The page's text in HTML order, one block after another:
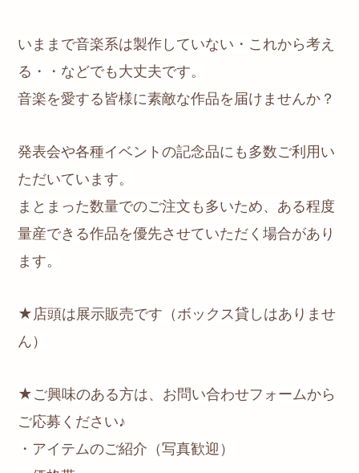
いままで音楽系は製作していない・これから考え
る・・などでも大丈夫です。
音楽を愛する皆様に素敵な作品を届けませんか？
発表会や各種イベントの記念品にも多数ご利用い
ただいています。
まとまった数量でのご注文も多いため、ある程度
量産できる作品を優先させていただく場合があり
ます。
★店頭は展示販売です（ボックス貸しはありませ
ん）
★ご興味のある方は、お問い合わせフォームから
ご応募ください♪
・アイテムのご紹介（写真歓迎）